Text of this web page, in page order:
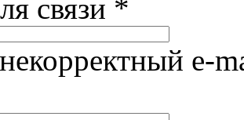
связи *
e-